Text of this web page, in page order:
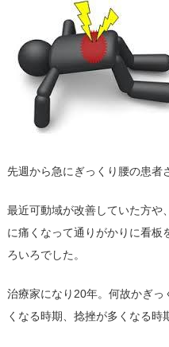
先週から急にぎっくり腰の患者
最近可動域が改善していた方や
に痛くなって通りがかりに看板
ろいろでした。
治療家になり20年。何故かぎ
くなる時期、捻挫が多くなる時